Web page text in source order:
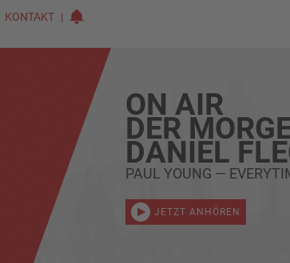
KONTAKT
ON AIR
DER
DANIEL
PAUL YOUNG —
JETZT ANHÖREN